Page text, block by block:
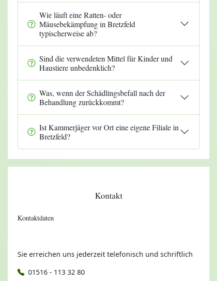
Wie läuft eine Ratten- oder
Mäusebekämpfung in Bretzfeld
typischerweise ab?
Sind die verwendeten Mittel für Kinder und
Haustiere unbedenklich?
Was, wenn der Schädlingsbefall nach der
Behandlung zurückkommt?
Ist Kammerjäger vor Ort eine eigene Filiale in
Bretzfeld?
Kontakt
Kontaktdaten
Sie erreichen uns jederzeit telefonisch und schriftlich
01516 - 113 32 80